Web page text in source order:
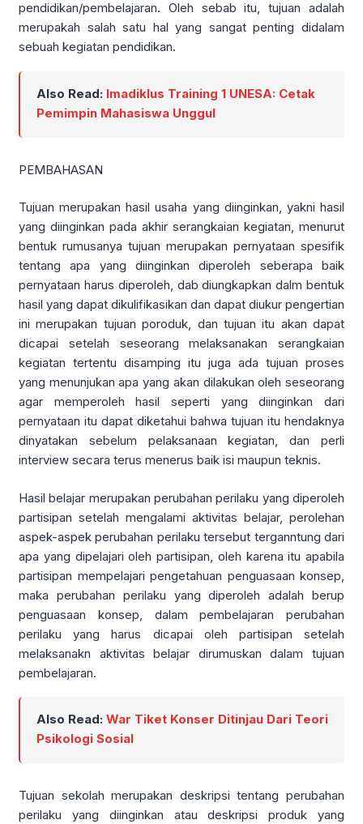
pendidikan/pembelajaran. Oleh sebab itu, tujuan adalah
merupakah salah satu hal yang sangat penting didalam
sebuah kegiatan pendidikan.
Also Read: Imadiklus Training 1 UNESA: Cetak
Pemimpin Mahasiswa Unggul
PEMBAHASAN
Tujuan merupakan hasil usaha yang diinginkan, yakni hasil
yang diinginkan pada akhir serangkaian kegiatan, menurut
bentuk rumusanya tujuan merupakan pernyataan spesifik
tentang apa yang diinginkan diperoleh seberapa baik
pernyataan harus diperoleh, dab diungkapkan dalm bentuk
hasil yang dapat dikulifikasikan dan dapat diukur pengertian
ini merupakan tujuan poroduk, dan tujuan itu akan dapat
dicapai setelah seseorang melaksanakan serangkaian
kegiatan tertentu disamping itu juga ada tujuan proses
yang menunjukan apa yang akan dilakukan oleh seseorang
agar memperoleh hasil seperti yang diinginkan dari
pernyataan itu dapat diketahui bahwa tujuan itu hendaknya
dinyatakan sebelum pelaksanaan kegiatan, dan perli
interview secara terus menerus baik isi maupun teknis.
Hasil belajar merupakan perubahan perilaku yang diperoleh
partisipan setelah mengalami aktivitas belajar, perolehan
aspek-aspek perubahan perilaku tersebut terganntung dari
apa yang dipelajari oleh partisipan, oleh karena itu apabila
partisipan mempelajari pengetahuan penguasaan konsep,
maka perubahan perilaku yang diperoleh adalah berup
penguasaan konsep, dalam pembelajaran perubahan
perilaku yang harus dicapai oleh partisipan setelah
melaksanakn aktivitas belajar dirumuskan dalam tujuan
pembelajaran.
Also Read: War Tiket Konser Ditinjau Dari Teori
Psikologi Sosial
Tujuan sekolah merupakan deskripsi tentang perubahan
perilaku yang diinginkan atau deskripsi produk yang